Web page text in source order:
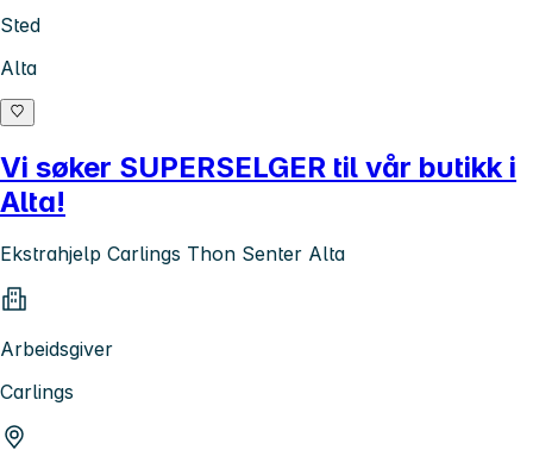
Sted
Alta
Vi søker SUPERSELGER til vår butikk i
Alta!
Ekstrahjelp Carlings Thon Senter Alta
Arbeidsgiver
Carlings